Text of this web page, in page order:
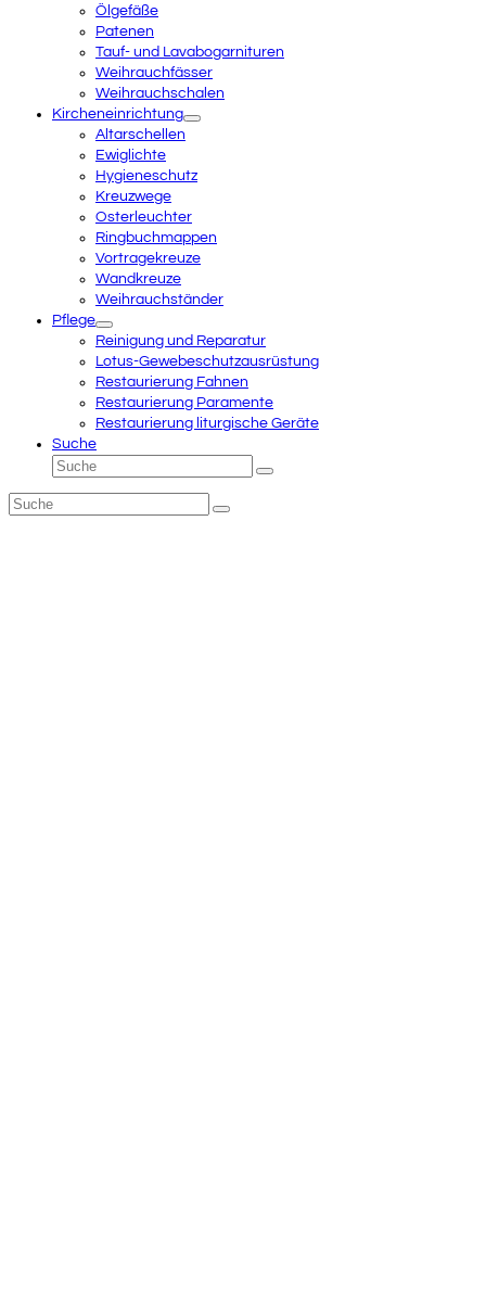
Ölgefäße
Patenen
Tauf- und Lavabogarnituren
Weihrauchfässer
Weihrauchschalen
Kircheneinrichtung
Altarschellen
Ewiglichte
Hygieneschutz
Kreuzwege
Osterleuchter
Ringbuchmappen
Vortragekreuze
Wandkreuze
Weihrauchständer
Pflege
Reinigung und Reparatur
Lotus-Gewebeschutzausrüstung
Restaurierung Fahnen
Restaurierung Paramente
Restaurierung liturgische Geräte
Suche
Suche
Senden
Suche
Senden